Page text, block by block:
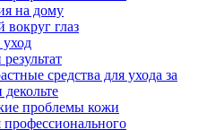
на дому
вокруг глаз
средства для ухода за
проблемы кожи
профессионального